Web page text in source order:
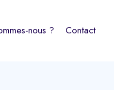
nous ? Contact